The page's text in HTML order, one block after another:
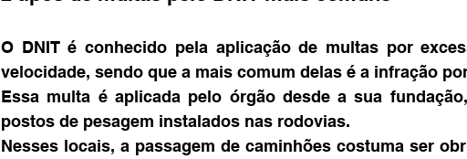
O DNIT é conhecido pela aplicação de multas por
velocidade, sendo que a mais comum delas é a infração
Essa multa é aplicada pelo órgão desde a sua
postos de pesagem instalados nas rodovias.
Nesses locais, a passagem de caminhões costuma ser